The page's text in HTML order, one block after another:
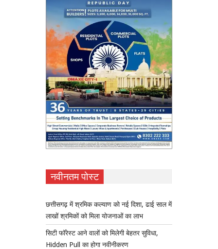
नवीनतम पोस्ट
छत्तीसगढ़ में श्रमिक कल्याण को नई दिशा, ढाई साल में
लाखों श्रमिकों को मिला योजनाओं का लाभ
सिटी फॉरेस्ट आने वालों को मिलेगी बेहतर सुविधा,
Hidden Pull का होगा नवीनीकरण